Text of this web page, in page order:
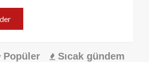
Popüler Sıcak gündem